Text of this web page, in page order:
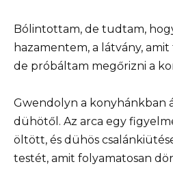
Bólintottam, de tudtam,
hazamentem, a látvány,
de próbáltam megőrizni a
Gwendolyn a konyhánkban
dühötől. Az arca egy
öltött, és dühös
testét, amit folyamatosan